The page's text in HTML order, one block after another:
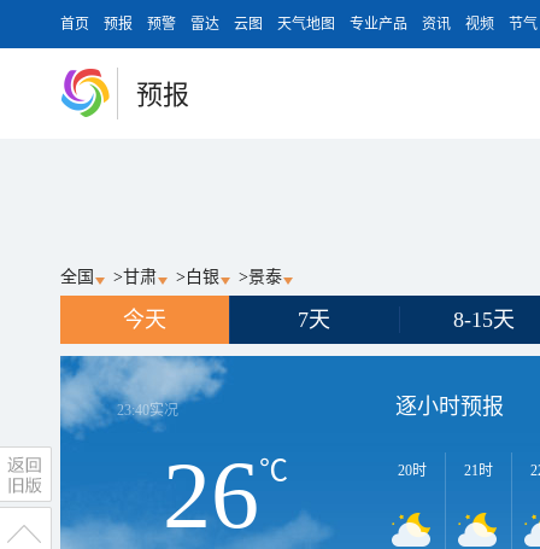
首页 预报 预警 雷达 云图 天气地图 专业产品 资讯 视频 节气
预报
全国 >甘肃 > 白银 >景泰
今天 7天 8-15天
23:40实况
26℃
逐小时预报
20时 21时